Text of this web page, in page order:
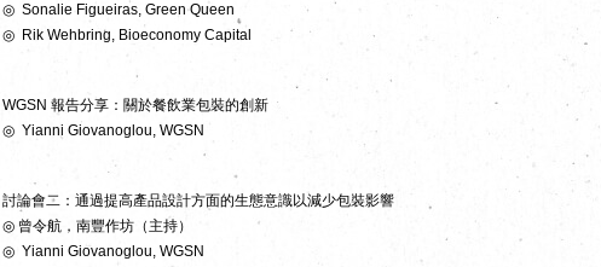
◎ Sonalie Figueiras, Green Queen
◎ Rik Wehbring, Bioeconomy Capital
WGSN 報告分享：關於餐飲業包裝的創新
◎ Yianni Giovanoglou, WGSN
討論會二：通過提高產品設計方面的生態意識以減少包裝影響
◎ 曾令航，南豐作坊（主持）
◎ Yianni Giovanoglou, WGSN